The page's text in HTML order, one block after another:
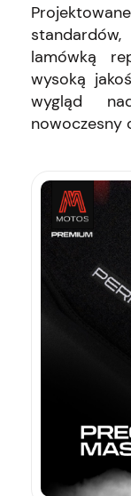
lamówką
wysoką
wygląd
nowoczesny